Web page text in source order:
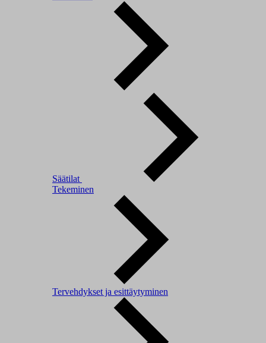
Säätilat
Tekeminen
Tervehdykset ja esittäytyminen